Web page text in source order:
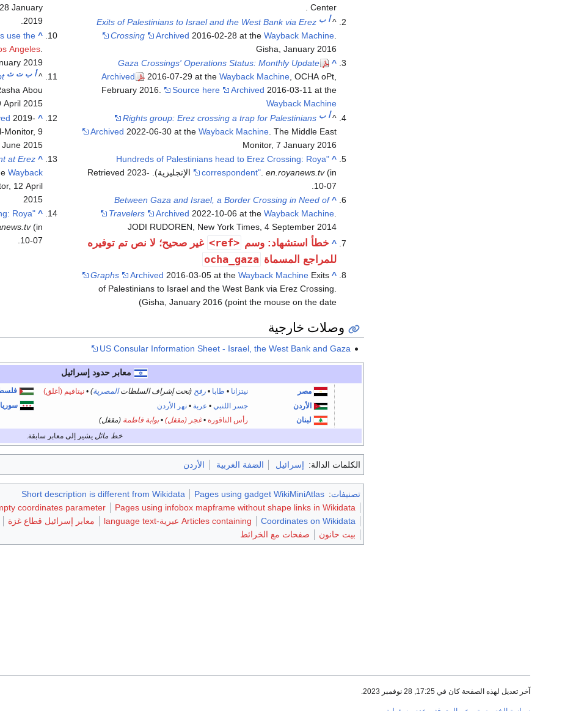
Center .
^أ ب Exits of Palestinians to Israel and the West Bank via Erez
Crossing
Archived 2016-02-28 at theWayback Machine
Gisha, January 2016
^
Gaza Crossings' Operations Status: Monthly Update
Archived
2016-07-29 at theWayback Machine , OCHA oPt,
February 2016.
Source here Archived 2016-03-11 at the
Wayback Machine
^أ ب Rights group: Erez crossing a trap for Palestinians
Archived 2022-06-30 at theWayback Machine . The Middle East
Monitor, 7 January 2016
^
"Hundreds of Palestinians head to Erez Crossing: Roya
correspondent" .en.royanews.tv(in الإنجليزية) . Retrieved
2023-
10-07
^
Between Gaza and Israel, a Border Crossing in Need of
Travelers
Archived 2022-10-06 at theWayback Machine.
JODI RUDOREN, New York Times, 4 September 2014
^ خطأ استشهاد: وسم <ref>
غير صحيح؛ لا نص تم توفيره
للمراجع المسماة ocha_gaza
^
Graphs Archived 2016-03-05 at theWayback Machine Exits
of Palestinians to Israel and the West Bank via Erez Crossing.
Gisha, January 2016 (point the mouse on the date)
28 January
2019
.
^
use the
Angeles
2019
^أ ب ت ث
Abou
April 2015
^
2019-
Monitor, 9
June 2015
^
at Erez
Wayback
12 April
2015
^
Roya
(in الإنجليزية)
10-07
.
وصلات خارجية
US Consular Information Sheet - Israel, the West Bank and Gaza
معابر حدود إسرائيل
مصر نيتزانا • طابا •رفح (تحت إشراف السلطاتالمصرية)
•نيتافيم (أغلق)
الأردن
جسر اللنبي • عربة •نهر الأردن
لبنان
رأس الناقورة •غجر (مقفل) •بوابة فاطمة‎ (مقفل)
سوريا
خط مائل يشير إلى معابر سابقة.
الكلمات الدالة: إسرائيل الضفة الغربية الأردن
تصنيفات:
Pages using gadget WikiMiniAtlas
Short description is different from Wikidata
Pages using infobox mapframe without shape links in Wikidata
coordinates parameter
Coordinates on Wikidata
Articles containing عبرية-language text معابر إسرائيل قطاع غزة
بيت حانون
صفحات مع الخرائط
آخر تعديل لهذه الصفحة كان في 17:25, 28 نوفمبر 2023.